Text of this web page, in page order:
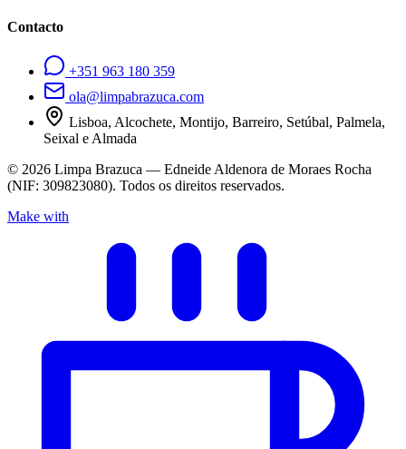
Contacto
+351 963 180 359
ola@limpabrazuca.com
Lisboa, Alcochete, Montijo, Barreiro, Setúbal, Palmela,
Seixal e Almada
© 2026 Limpa Brazuca — Edneide Aldenora de Moraes Rocha
(NIF: 309823080). Todos os direitos reservados.
Make with